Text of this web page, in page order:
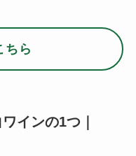
ちら
インの1つ｜